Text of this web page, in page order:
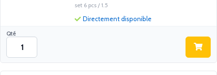
set 6 pcs / 1.5
Qté
Directement disponible